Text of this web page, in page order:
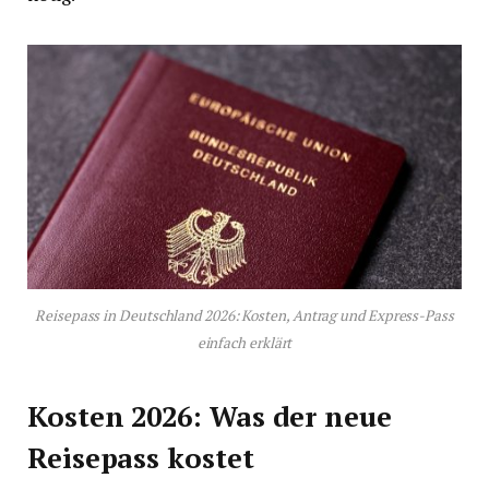
Reisepass in Deutschland 2026: Kosten, Antrag und Express-Pass
einfach erklärt
Kosten 2026: Was der neue
Reisepass kostet